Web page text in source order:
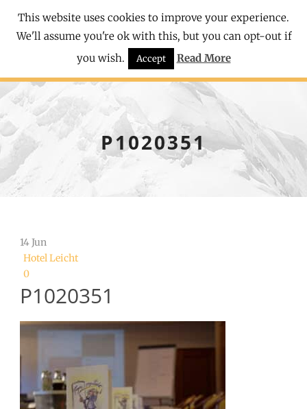
P1020351
14 Jun
Hotel Leicht
0
P1020351
This website uses cookies to improve your experience.
We'll assume you're ok with this, but you can opt-out if
you wish.
Accept Read More